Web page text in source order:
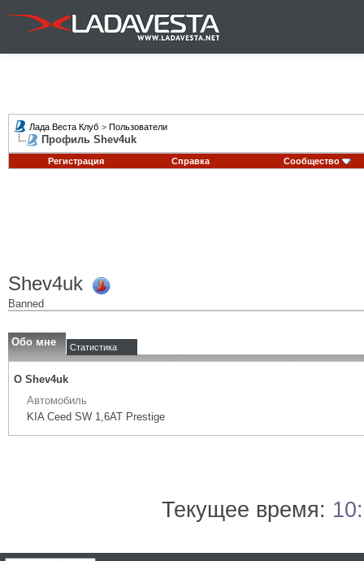
Лада Веста Клуб > Пользователи
Профиль Shev4uk
Регистрация Справка Сообщество
Shev4uk
Banned
Обо мне Статистика
О Shev4uk
Автомобиль
KIA Ceed SW 1,6AT Prestige
Текущее время: